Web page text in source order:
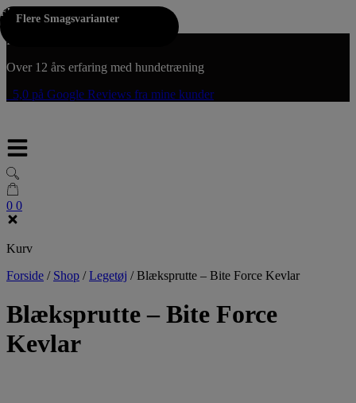
Hop til indholdet
Fri fragt på køb over 300,-
Over 12 års erfaring med hundetræning
5,0 på Google Reviews fra mine kunder
0 0
Kurv
Forside / Shop /Legetøj /Blæksprutte – Bite Force Kevlar
Blæksprutte – Bite Force
Kevlar
Flere Farver
Flere Smagsvarianter